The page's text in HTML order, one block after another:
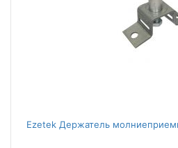
Ezetek Держатель